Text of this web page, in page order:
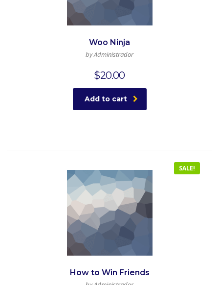
Woo Ninja
by Administrador
$20.00
Add to cart
SALE!
How to Win Friends